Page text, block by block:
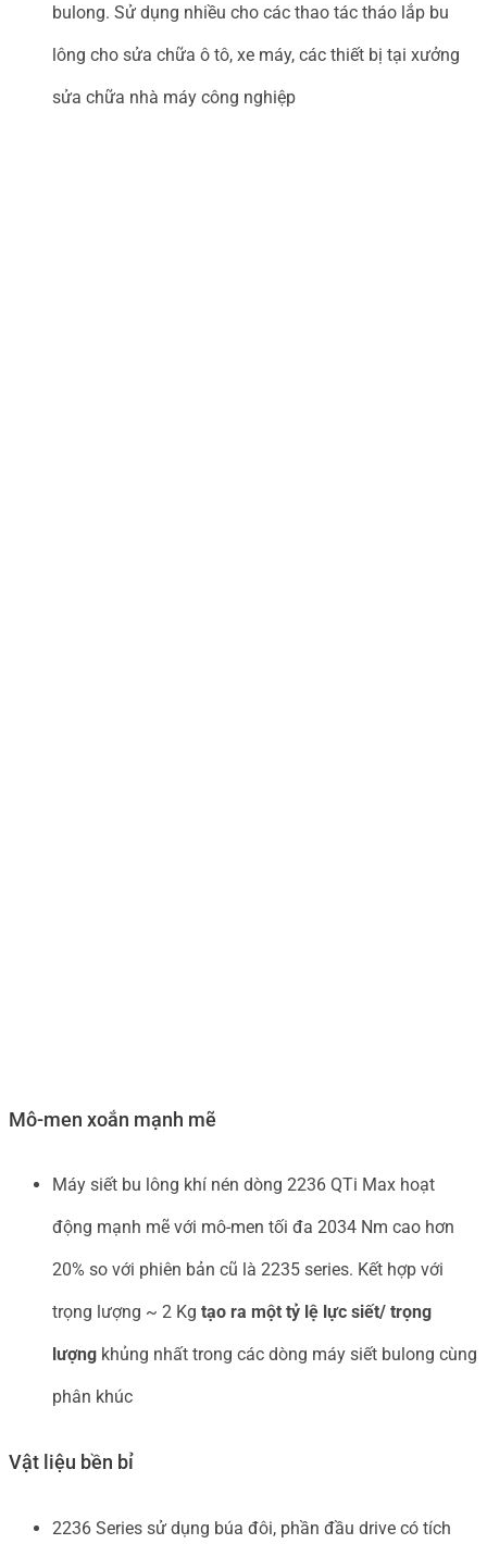
bulong. Sử dụng nhiều cho các thao tác tháo lắp bu
lông cho sửa chữa ô tô, xe máy, các thiết bị tại xưởng
sửa chữa nhà máy công nghiệp
Mô-men xoắn mạnh mẽ
Máy siết bu lông khí nén dòng 2236 QTi Max hoạt
động mạnh mẽ với mô-men tối đa 2034 Nm cao hơn
20% so với phiên bản cũ là 2235 series. Kết hợp với
trọng lượng ~ 2 Kg tạo ra một tỷ lệ lực siết/ trọng
lượng khủng nhất trong các dòng máy siết bulong cùng
phân khúc
Vật liệu bền bỉ
2236 Series sử dụng búa đôi, phần đầu drive có tích